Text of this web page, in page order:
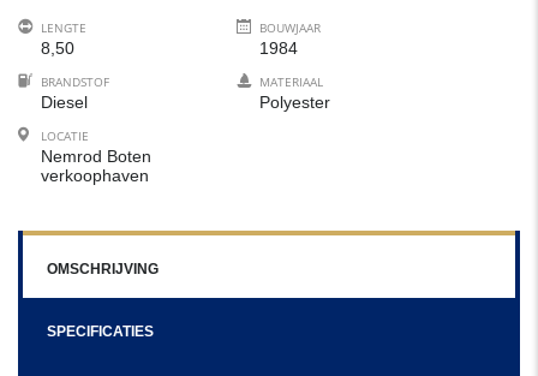
LENGTE
8,50
BOUWJAAR
1984
BRANDSTOF
Diesel
MATERIAAL
Polyester
LOCATIE
Nemrod Boten
verkoophaven
OMSCHRIJVING
SPECIFICATIES